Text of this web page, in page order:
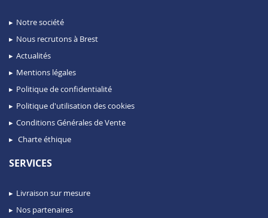
Notre société
Nous recrutons à Brest
Actualités
Mentions légales
Politique de confidentialité
Politique d'utilisation des cookies
Conditions Générales de Vente
Charte éthique
SERVICES
Livraison sur mesure
Nos partenaires